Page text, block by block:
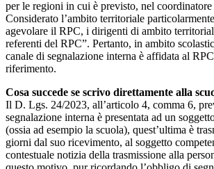
per le regioni in cui è previsto, nel coordinatore
Considerato l’ambito territoriale
agevolare il RPC, i dirigenti di ambito
referenti del RPC”. Pertanto, in ambito
canale di segnalazione interna è affidata al
riferimento.
Cosa succede se scrivo direttamente alla
Il D. Lgs. 24/2023, all’articolo 4, comma 6,
segnalazione interna è presentata ad un
(ossia ad esempio la scuola), quest’ultima è
giorni dal suo ricevimento, al soggetto
contestuale notizia della trasmissione alla